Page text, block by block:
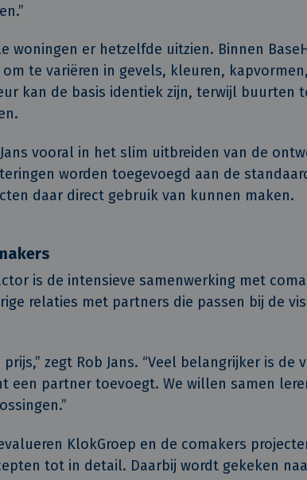
woningen er hetzelfde uitzien. Binnen
te variëren in gevels, kleuren,
kan de basis identiek zijn, terwijl buurten
vooral in het slim uitbreiden van de
worden toegevoegd aan de
daar direct gebruik van kunnen maken.
is de intensieve samenwerking met
relaties met partners die passen bij de
zegt Rob Jans. “Veel belangrijker is de
een partner toevoegt. We willen samen
KlokGroep en de comakers
tot in detail. Daarbij wordt gekeken